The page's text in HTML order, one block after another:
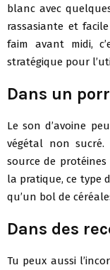
blanc avec
rassasiante et
faim avant midi,
stratégique pour
Dans un
Le son d’avoine
végétal non
source de
la pratique, ce type
qu’un bol de
Dans des
Tu peux aussi